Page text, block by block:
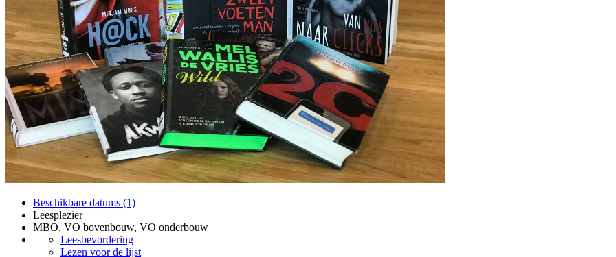
Beschikbare datums (1)
Leesplezier
MBO, VO bovenbouw, VO onderbouw
Leesbevordering
Lezen voor de lijst